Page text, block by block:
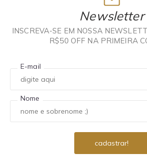
Newsletter
INSCREVA-SE EM NOSSA
R$50 OFF NA PRIMEIRA
E-mail
Nome